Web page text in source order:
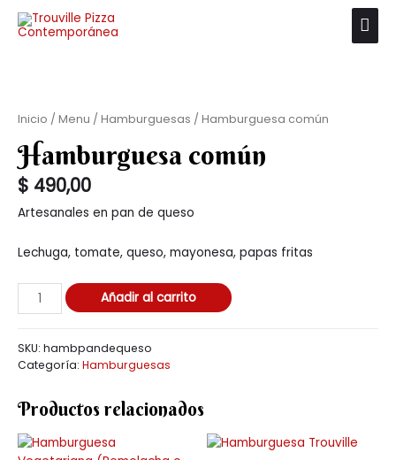
Inicio / Menu / Hamburguesas / Hamburguesa común
Hamburguesa común
$ 490,00
Artesanales en pan de queso
Lechuga, tomate, queso, mayonesa, papas fritas
Añadir al carrito
SKU: hambpandequeso
Categoría: Hamburguesas
Productos relacionados